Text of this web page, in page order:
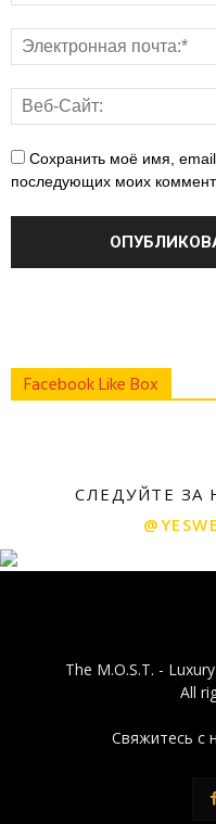
Сохранить моё имя,
последующих моих
Facebook Like Box
СЛЕДУЙТЕ ЗА
The M.O.S.T. -
All
Свяжитесь с